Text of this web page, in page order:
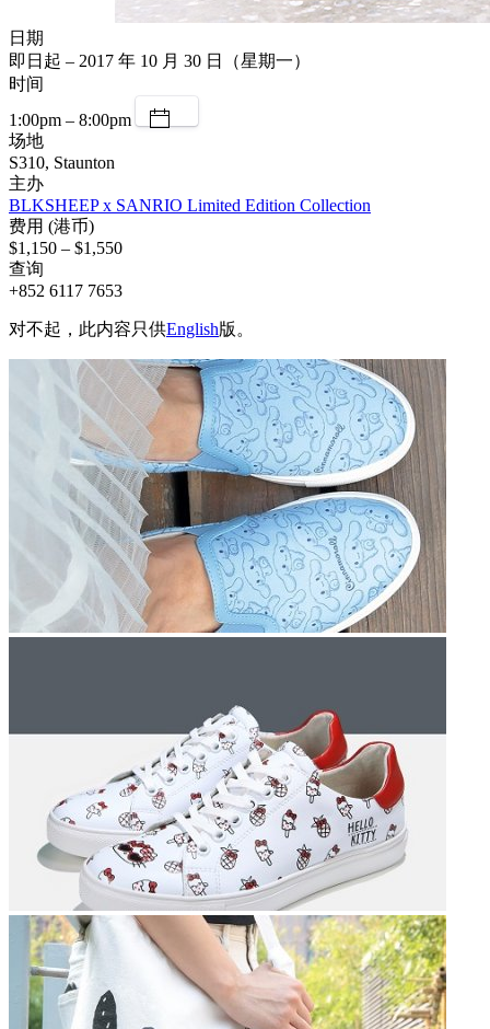
日期
即日起 – 2017 年 10 月 30 日（星期一）
时间
1:00pm – 8:00pm
场地
S310, Staunton
主办
BLKSHEEP x SANRIO Limited Edition Collection
费用 (港币)
$1,150 – $1,550
查询
+852 6117 7653
对不起，此内容只供English版。